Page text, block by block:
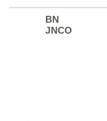
BN
JNCO